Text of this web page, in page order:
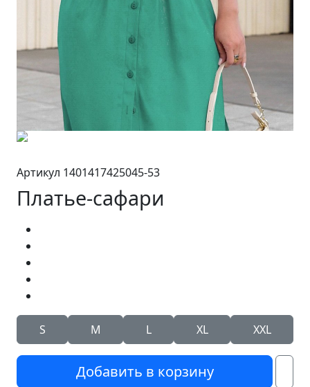
Артикул 1401417425045-53
Платье-сафари
S M L XL XXL
Добавить в корзину